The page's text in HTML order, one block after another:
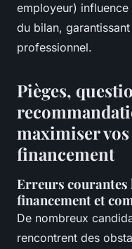
employeur) influence
du bilan,
professionnel.
Pièges,
maximiser
financement
Erreurs courantes
financement et
De nombreux
rencontrent des